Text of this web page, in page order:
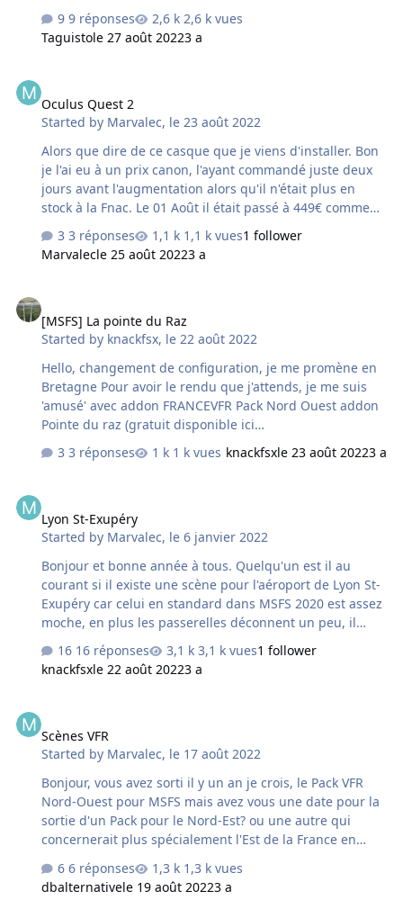
9 réponses
2,6 k vues
Taguistole 27 août 20223 a
Oculus Quest 2
Started by Marvalec, le 23 août 2022
Alors que dire de ce casque que je viens d'installer. Bon
je l'ai eu à un prix canon, l'ayant commandé juste deux
jours avant l'augmentation alors qu'il n'était plus en
stock à la Fnac. Le 01 Août il était passé à 449€ comme
prévu. Je l'ai reçu pour un prix total de 320€ grâce à un
coupon de 30€. C'est la version avec 128 Go et c'est
suffisant ( de toute façon 128 ou 256 ça n'a aucune
FS2020 !! Ben c'est assez impressionnant, on est plongé
dans le cockpit et l'immersion est totale, OK je pense
que ça sera un peu moins nette qu'avec HP G2 qui a une
meilleure résolut…
3 réponses 1,1 k vues1 follower
Marvalecle 25 août 20223 a
[MSFS] La pointe du Raz
Started by knackfsx, le 22 août 2022
Hello, changement de configuration, je me promène en
Bretagne Pour avoir le rendu que j'attends, je me suis
'amusé' avec addon FRANCEVFR Pack Nord Ouest addon
Pointe du raz (gratuit disponible ici
https://fr.flightsim.to/file/17938/pointe-du-raz dalles
google map
3 réponses 1 k vues knackfsxle 23 août 20223 a
Lyon St-Exupéry
Started by Marvalec, le 6 janvier 2022
Bonjour et bonne année à tous. Quelqu'un est il au
courant si il existe une scène pour l'aéroport de Lyon St-
Exupéry car celui en standard dans MSFS 2020 est assez
moche, en plus les passerelles déconnent un peu, il
arrive qu'elle traverse l'avion pour aller se fixer sur
l'avant droit !! Je ne trouve rien pour Lyon à part celui de
Bron par Azurpoly ou Redwing alors peut-être un truc
16 réponses 3,1 k vues1 follower
knackfsxle 22 août 20223 a
Scènes VFR
Started by Marvalec, le 17 août 2022
Bonjour, vous avez sorti il y un an je crois, le Pack VFR
Nord-Ouest pour MSFS mais avez vous une date pour la
sortie d'un Pack pour le Nord-Est? ou une autre qui
concernerait plus spécialement l'Est de la France en
partant de Vosges jusqu'au Alpes du Sud ?
6 réponses
1,3 k vues
dbalternativele 19 août 20223 a